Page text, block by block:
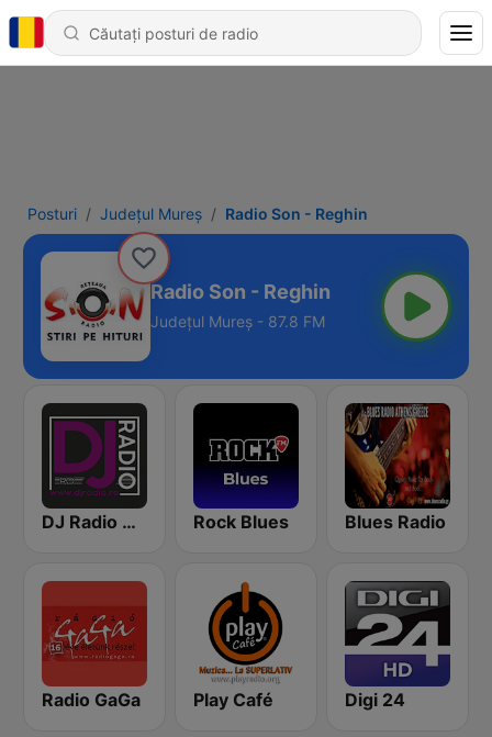
Posturi Județul Mureș Radio Son - Reghin
Radio Son - Reghin
Județul Mureș - 87.8 FM
DJ Radio Romania Rock Blues Blues Radio
Radio GaGa Play Café Digi 24